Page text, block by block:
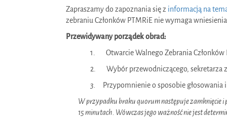
Zapraszamy do zapoznania się z informacją na
zebraniu Członków PTMRiE nie wymaga
Przewidywany porządek obrad:
1. Otwarcie Walnego Zebrania Członków
2. Wybór przewodniczącego, sekretarza
3.
Przypomnienie o sposobie
W przypadku braku quorum następuje zamknięcie
15 minutach. Wówczas jego ważność nie jest